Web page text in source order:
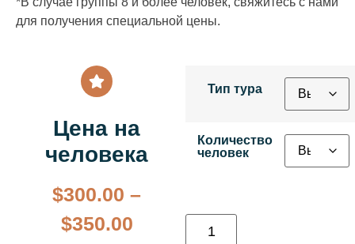
для получения специальной цены.
Цена на
человека
$300.00 –
$350.00
Тип тура
Количество
человек